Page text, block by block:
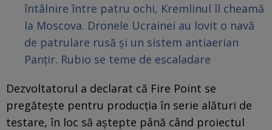
întâlnire între patru ochi, Kremlinul îl cheamă
la Moscova. Dronele Ucrainei au lovit o navă
de patrulare rusă și un sistem antiaerian
Panțir. Rubio se teme de escaladare
Dezvoltatorul a declarat că Fire Point se
pregătește pentru producția în serie alături de
testare, în loc să aștepte până când proiectul